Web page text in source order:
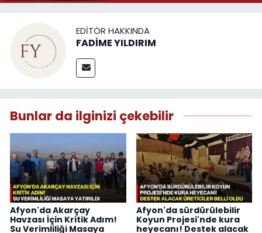
EDITÖR HAKKINDA
FADİME YILDIRIM
Bunlar da ilginizi çekebilir
Afyon'da Akarçay
Havzası İçin Kritik Adım!
Su Verimliliği Masaya
Afyon'da sürdürülebilir
Koyun Projesi'nde kura
heyecanı! Destek alacak